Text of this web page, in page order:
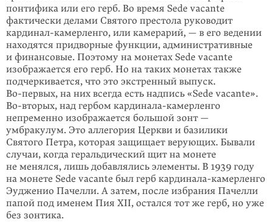
понтифика или его герб. Во время Sede vacante
фактически делами Святого престола руководит
кардинал-камер­ленго, или камерарий, — в его ведении
находятся придворные функции, административные
и финансовые. Поэтому на монетах Sede vacante
изобра­жается его герб. Но на таких монетах также
подчеркивается, что это экстрен­ный выпуск.
Во-первых, на них всегда есть надпись «Sede vacante».
Во-вторых, над гербом кардинала-камер­ленго
непременно изображается большой зонт —
умбракулум. Это аллегория Церкви и базилики
Святого Петра, которая защищает верующих. Бывали
случаи, когда геральдический щит на монете
не менялся, лишь добавлялись элементы. В 1939 году
на монете Sede vacante был герб кардинала-камерленго
Эудженио Пачелли. А затем, после избрания Пачелли
папой под именем Пия XII, остался тот же герб, но уже
без зонтика.